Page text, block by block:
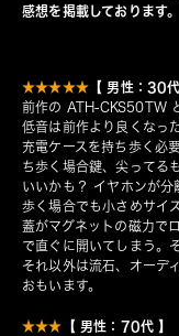
感想を掲載しております。
★★★★★ 【 男性：30代
前作の ATH-CKS50TW
低音は前作より良くなっ
充電ケースを持ち歩く必
ち歩く場合鍵、尖ってる
いいかも？ イヤホンが分
歩く場合でも小さめサイ
蓋がマグネットの磁力で
で直ぐに開いてしまう。
それ以外は流石、オーデ
おもいます。
★★★ 【 男性：70代 】